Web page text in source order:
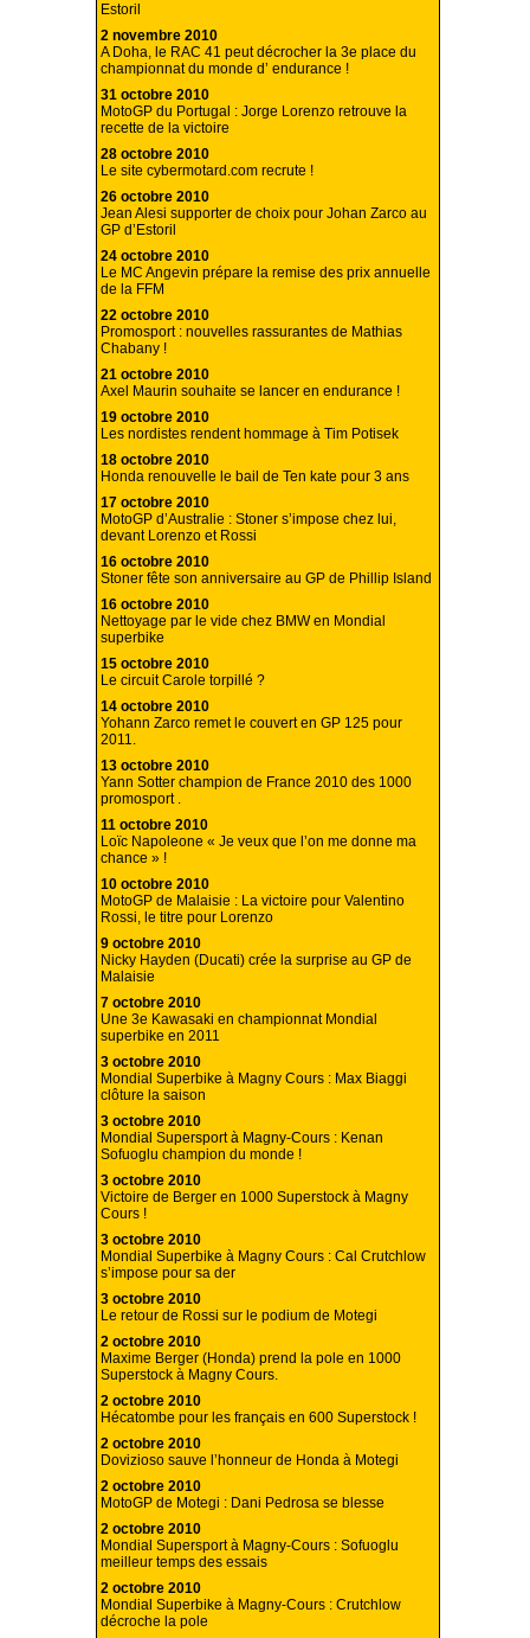
Estoril
2 novembre 2010
A Doha, le RAC 41 peut décrocher la 3e place du
championnat du monde d’ endurance !
31 octobre 2010
MotoGP du Portugal : Jorge Lorenzo retrouve la
recette de la victoire
28 octobre 2010
Le site cybermotard.com recrute !
26 octobre 2010
Jean Alesi supporter de choix pour Johan Zarco au
GP d’Estoril
24 octobre 2010
Le MC Angevin prépare la remise des prix annuelle
de la FFM
22 octobre 2010
Promosport : nouvelles rassurantes de Mathias
Chabany !
21 octobre 2010
Axel Maurin souhaite se lancer en endurance !
19 octobre 2010
Les nordistes rendent hommage à Tim Potisek
18 octobre 2010
Honda renouvelle le bail de Ten kate pour 3 ans
17 octobre 2010
MotoGP d’Australie : Stoner s’impose chez lui,
devant Lorenzo et Rossi
16 octobre 2010
Stoner fête son anniversaire au GP de Phillip Island
16 octobre 2010
Nettoyage par le vide chez BMW en Mondial
superbike
15 octobre 2010
Le circuit Carole torpillé ?
14 octobre 2010
Yohann Zarco remet le couvert en GP 125 pour
2011.
13 octobre 2010
Yann Sotter champion de France 2010 des 1000
promosport .
11 octobre 2010
Loïc Napoleone « Je veux que l’on me donne ma
chance » !
10 octobre 2010
MotoGP de Malaisie : La victoire pour Valentino
Rossi, le titre pour Lorenzo
9 octobre 2010
Nicky Hayden (Ducati) crée la surprise au GP de
Malaisie
7 octobre 2010
Une 3e Kawasaki en championnat Mondial
superbike en 2011
3 octobre 2010
Mondial Superbike à Magny Cours : Max Biaggi
clôture la saison
3 octobre 2010
Mondial Supersport à Magny-Cours : Kenan
Sofuoglu champion du monde !
3 octobre 2010
Victoire de Berger en 1000 Superstock à Magny
Cours !
3 octobre 2010
Mondial Superbike à Magny Cours : Cal Crutchlow
s’impose pour sa der
3 octobre 2010
Le retour de Rossi sur le podium de Motegi
2 octobre 2010
Maxime Berger (Honda) prend la pole en 1000
Superstock à Magny Cours.
2 octobre 2010
Hécatombe pour les français en 600 Superstock !
2 octobre 2010
Dovizioso sauve l’honneur de Honda à Motegi
2 octobre 2010
MotoGP de Motegi : Dani Pedrosa se blesse
2 octobre 2010
Mondial Supersport à Magny-Cours : Sofuoglu
meilleur temps des essais
2 octobre 2010
Mondial Superbike à Magny-Cours : Crutchlow
décroche la pole